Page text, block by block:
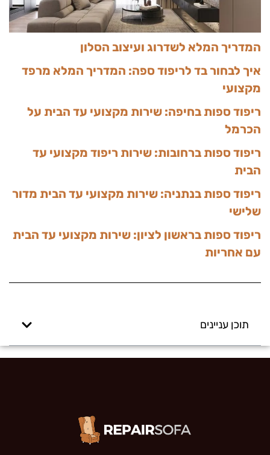
המדריך המלא לשדרוג ועיצוב הסלון
איך לבחור בד לריפוד ספה: המדריך המלא מרפד
מקצועי
ריפוד ספות בחיפה: שירות מקצועי עד הבית על
הכרמל
ריפוד ספות ברחובות: שירות ריפוד מקצועי עד
הבית
ריפוד ספות בנתניה: שירות מקצועי עד הבית מדור
שלישי
ריפוד ספות בראשון לציון: שירות מקצועי עד הבית
עם אחריות
תוכן עניינים